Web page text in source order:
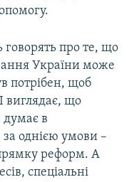
говорять про те, що
України може
потрібен, щоб
виглядає, що
думає в
за однією умови –
реформ. А
спеціальні